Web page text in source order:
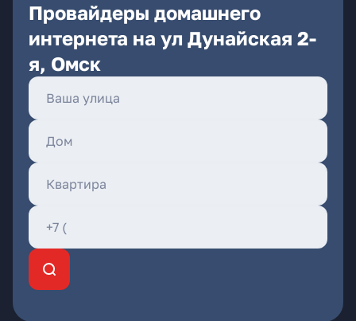
Провайдеры домашнего
интернета на ул Дунайская 2-
я, Омск